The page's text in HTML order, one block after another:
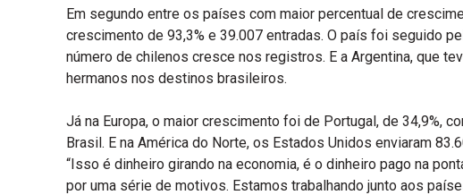
Em segundo entre os países com maior percentual de
crescimento de 93,3% e 39.007 entradas. O país foi seguido
número de chilenos cresce nos registros. E a Argentina, que
hermanos nos destinos brasileiros.
Já na Europa, o maior crescimento foi de Portugal, de 34,9%,
Brasil. E na América do Norte, os Estados Unidos enviaram
“Isso é dinheiro girando na economia, é o dinheiro pago na
por uma série de motivos. Estamos trabalhando junto aos